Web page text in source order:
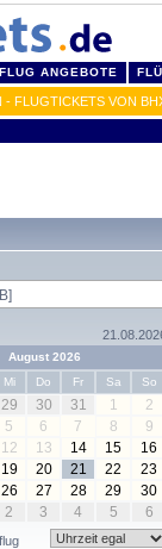
FLUG ANGEBOTE
FLUGTICKETS VON
August 2026
Mi Do Fr Sa So
29 30 31 1
2
5 6 7 8
9
12 13 14 15
16
19 20 21 22
23
26 27 28 29
30
2 3 4 5 6